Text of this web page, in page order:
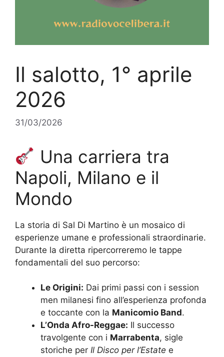
Il salotto, 1° aprile
2026
31/03/2026
Una carriera tra
Napoli, Milano e il
Mondo
La storia di Sal Di Martino è un mosaico di
esperienze umane e professionali straordinarie.
Durante la diretta ripercorreremo le tappe
fondamentali del suo percorso:
Le Origini: Dai primi passi con i session
men milanesi fino all’esperienza profonda
e toccante con la Manicomio Band.
L’Onda Afro-Reggae: Il successo
travolgente con i Marrabenta, sigle
storiche per Il Disco per l’Estate e